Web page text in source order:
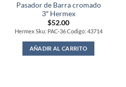
Pasador de Barra cromado
3″ Hermex
$52.00
Hermex Sku: PAC-36 Codigo: 43714
AÑADIR AL CARRITO